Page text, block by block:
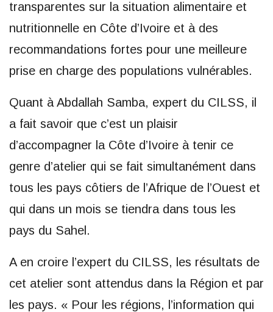
transparentes sur la situation alimentaire et
nutritionnelle en Côte d’Ivoire et à des
recommandations fortes pour une meilleure
prise en charge des populations vulnérables.
Quant à Abdallah Samba, expert du CILSS, il
a fait savoir que c’est un plaisir
d’accompagner la Côte d’Ivoire à tenir ce
genre d’atelier qui se fait simultanément dans
tous les pays côtiers de l’Afrique de l’Ouest et
qui dans un mois se tiendra dans tous les
pays du Sahel.
A en croire l’expert du CILSS, les résultats de
cet atelier sont attendus dans la Région et par
les pays. « Pour les régions, l’information qui